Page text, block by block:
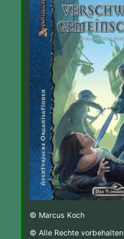
© Marcus Koch
© Alle Rechte vorbehalten